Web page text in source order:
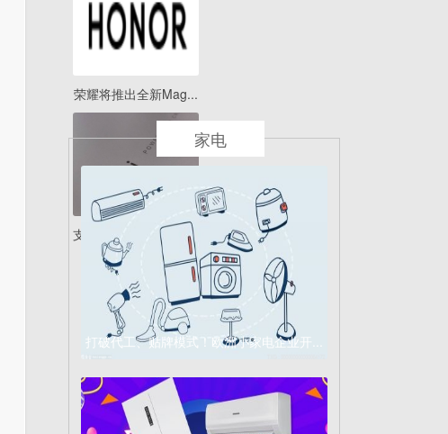
荣耀将推出全新Mag...
支持67W快充！Redm...
家电
打破代工、贴牌模式！欧洲小家电企业开...